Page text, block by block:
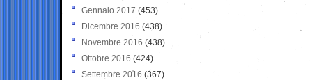
Gennaio 2017 (453)
Dicembre 2016 (438)
Novembre 2016 (438)
Ottobre 2016 (424)
Settembre 2016 (367)